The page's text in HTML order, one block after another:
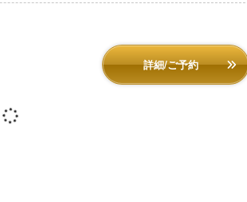
詳細/ご予約